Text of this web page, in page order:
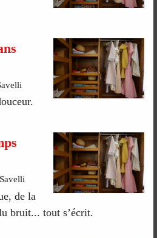
de la
bruit... tout s’écrit.